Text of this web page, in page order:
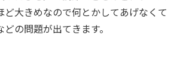
ど大きめなので何とかしてあげなくて
の問題が出てきます。